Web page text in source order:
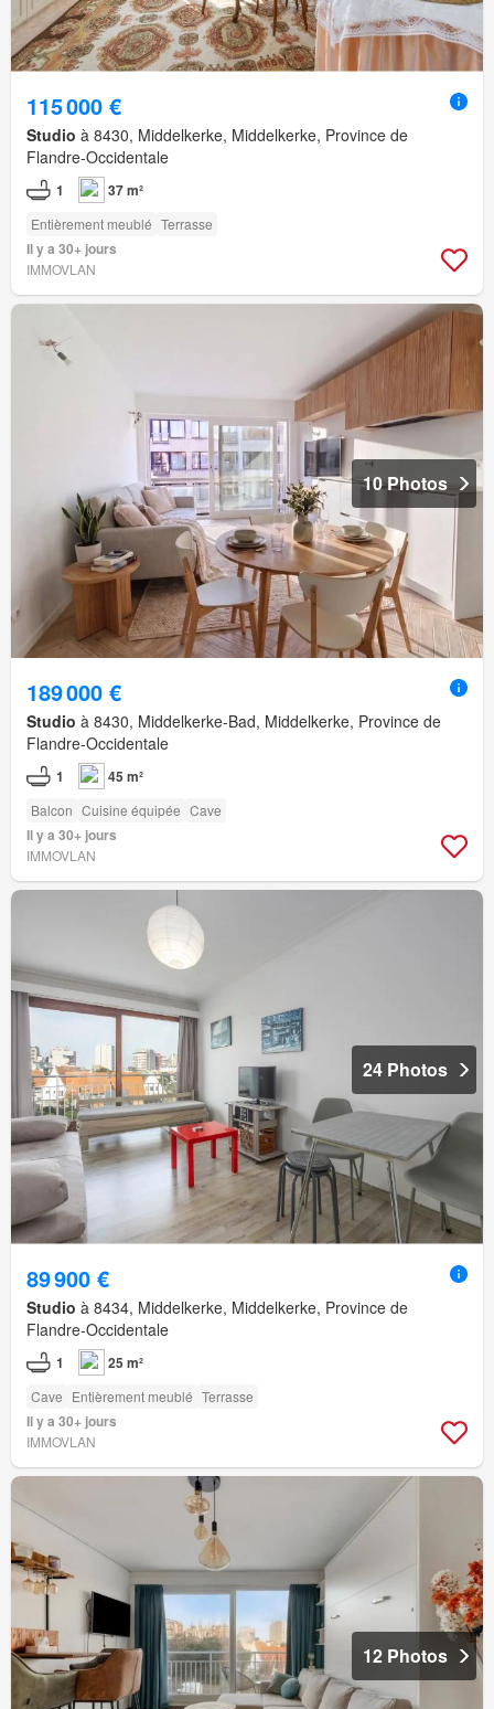
115 000 €
Studio à 8430, Middelkerke, Middelkerke, Province de
Flandre-Occidentale
1 37 m²
Entièrement meublé Terrasse
Il y a 30+ jours
IMMOVLAN
10 Photos
189 000 €
Studio à 8430, Middelkerke-Bad, Middelkerke, Province de
Flandre-Occidentale
1 45 m²
Balcon Cuisine équipée Cave
Il y a 30+ jours
IMMOVLAN
24 Photos
89 900 €
Studio à 8434, Middelkerke, Middelkerke, Province de
Flandre-Occidentale
1 25 m²
Cave Entièrement meublé Terrasse
Il y a 30+ jours
IMMOVLAN
12 Photos